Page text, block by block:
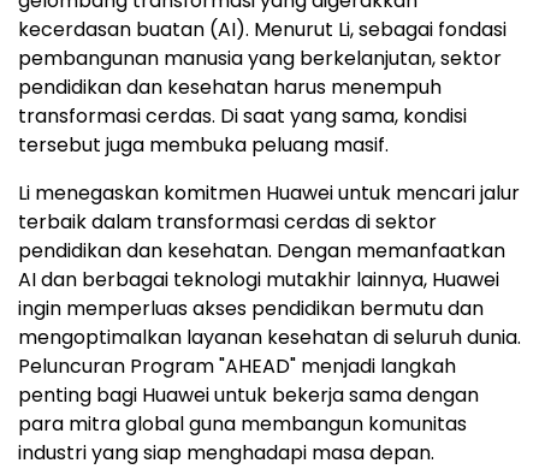
kecerdasan buatan (AI). Menurut Li, sebagai fondasi
pembangunan manusia yang berkelanjutan, sektor
pendidikan dan kesehatan harus menempuh
transformasi cerdas. Di saat yang sama, kondisi
tersebut juga membuka peluang masif.
Li menegaskan komitmen Huawei untuk mencari jalur
terbaik dalam transformasi cerdas di sektor
pendidikan dan kesehatan. Dengan memanfaatkan
AI dan berbagai teknologi mutakhir lainnya, Huawei
ingin memperluas akses pendidikan bermutu dan
mengoptimalkan layanan kesehatan di seluruh dunia.
Peluncuran Program "AHEAD" menjadi langkah
penting bagi Huawei untuk bekerja sama dengan
para mitra global guna membangun komunitas
industri yang siap menghadapi masa depan.